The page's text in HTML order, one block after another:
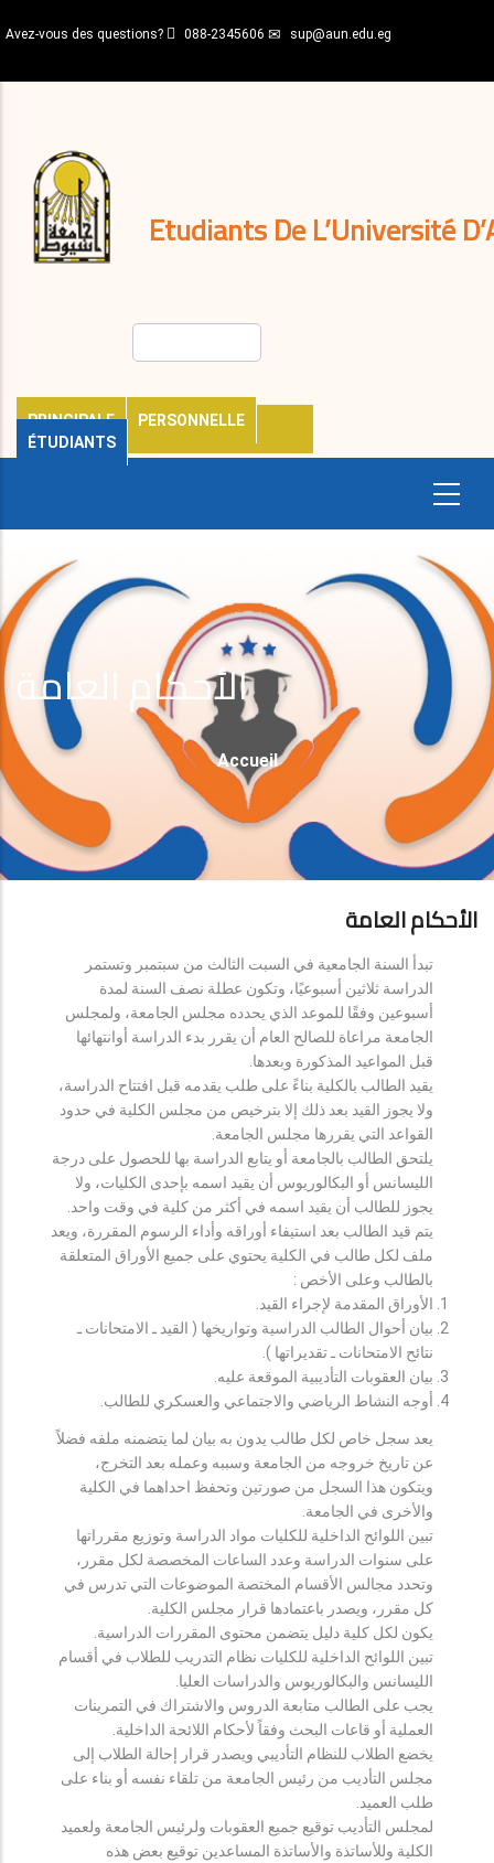
au
principal
Avez-vous des questions? 088-2345606 sup@aun.edu.eg
Etudiants De L’Université
PRINCIPALE
PERSONNELLE
ÉTUDIANTS
décisions
Expatriés
Journal
الأحكام العامة
Fil
D'Ariane
Accueil
الأحكام العامة
تبدأ السنة الجامعية في السبت الثالث من سبتمبر وتستمر
الدراسة ثلاثين أسبوعيًا، وتكون عطلة نصف السنة لمدة
أسبوعين وفقًا للموعد الذي يحدده مجلس الجامعة، ولمجلس
الجامعة مراعاة للصالح العام أن يقرر بدء الدراسة أوانتهائها
قبل المواعيد المذكورة وبعدها.
يقيد الطالب بالكلية بناءً على طلب يقدمه قبل افتتاح الدراسة،
ولا يجوز القيد بعد ذلك إلا بترخيص من مجلس الكلية في حدود
القواعد التي يقررها مجلس الجامعة.
يلتحق الطالب بالجامعة أو يتابع الدراسة بها للحصول على درجة
الليسانس أو البكالوريوس أن يقيد اسمه بإحدى الكليات، ولا
يجوز للطالب أن يقيد اسمه في أكثر من كلية في وقت واحد.
يتم قيد الطالب بعد استيفاء أوراقه وأداء الرسوم المقررة، ويعد
ملف لكل طالب في الكلية يحتوي على جميع الأوراق المتعلقة
بالطالب وعلى الأخص :
الأوراق المقدمة لإجراء القيد.
بيان أحوال الطالب الدراسية وتواريخها ( القيد ـ الامتحانات ـ
نتائح الامتحانات ـ تقديراتها ).
بيان العقوبات التأديبية الموقعة عليه.
أوجه النشاط الرياضي والاجتماعي والعسكري للطالب.
يعد سجل خاص لكل طالب يدون به بيان لما يتضمنه ملفه فضلاً
عن تاريخ خروجه من الجامعة وسببه وعمله بعد التخرج،
ويتكون هذا السجل من صورتين وتحفظ احداهما في الكلية
والأخرى في الجامعة.
تبين اللوائح الداخلية للكليات مواد الدراسة وتوزيع مقرراتها
على سنوات الدراسة وعدد الساعات المخصصة لكل مقرر،
وتحدد مجالس الأقسام المختصة الموضوعات التي تدرس في
كل مقرر، ويصدر باعتمادها قرار مجلس الكلية.
يكون لكل كلية دليل يتضمن محتوى المقررات الدراسية.
تبين اللوائح الداخلية للكليات نظام التدريب للطلاب في أقسام
الليسانس والبكالوريوس والدراسات العليا.
يجب على الطالب متابعة الدروس والاشتراك في التمرينات
العملية أو قاعات البحث وفقاً لأحكام اللائحة الداخلية.
يخضع الطلاب للنظام التأديبي ويصدر قرار إحالة الطلاب إلى
مجلس التأديب من رئيس الجامعة من تلقاء نفسه أو بناء على
طلب العميد.
لمجلس التأديب توقيع جميع العقوبات ولرئيس الجامعة ولعميد
الكلية وللأساتذة والأساتذة المساعدين توقيع بعض هذه